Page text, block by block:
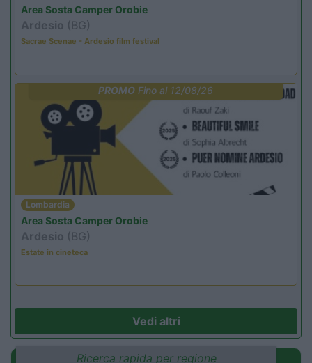
Area Sosta Camper Orobie
Ardesio (BG)
Sacrae Scenae - Ardesio film festival
PROMO Fino al 12/08/26
Lombardia
Area Sosta Camper Orobie
Ardesio (BG)
Estate in cineteca
Vedi altri
Ricerca rapida per regione